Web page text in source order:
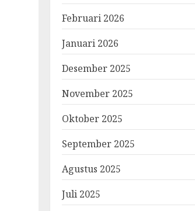
Februari 2026
Januari 2026
Desember 2025
November 2025
Oktober 2025
September 2025
Agustus 2025
Juli 2025